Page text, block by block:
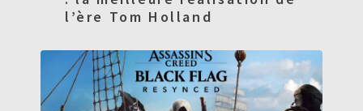
l’ère Tom Holland